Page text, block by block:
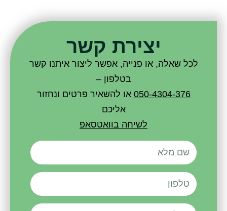
יצירת קשר
לכל שאלה, או פנייה, אפשר ליצור איתנו קשר
בטלפון –
050-4304-376 או להשאיר פרטים ונחזור
אליכם
לשיחה בוואטסאפ